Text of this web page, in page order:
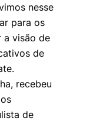
nesse
para os
a visão de
de
recebeu
de